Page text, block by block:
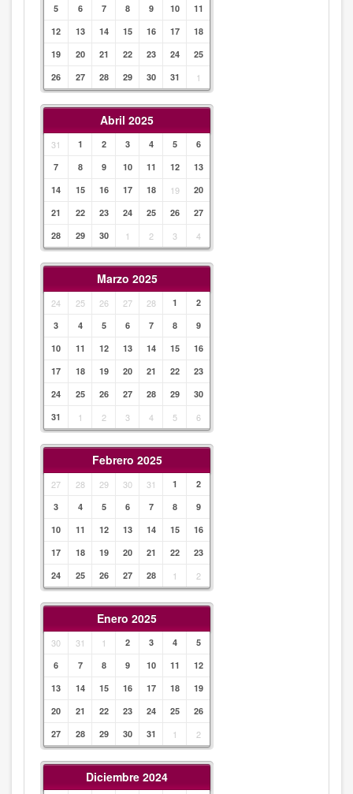
5 6 7 8 9 10
11
12
13 14 15 16 17
18
19
20 21 22 23 24
25
26
27 28 29 30 31 1
Abril 2025
31 1 2 3 4 5
6
7
8 9 10 11 12
13
14
15 16 17 18 19
20
21
22 23 24 25 26
27
28
29 30 1 2 3 4
Marzo 2025
24 25 26 27 28 1
2
3
4 5 6 7 8
9
10
11 12 13 14 15
16
17
18 19 20 21 22
23
24
25 26 27 28 29
30
31
1 2 3 4 5 6
Febrero 2025
27 28 29 30 31 1
2
3
4 5 6 7 8
9
10
11 12 13 14 15
16
17
18 19 20 21 22
23
24
25 26 27 28 1 2
Enero 2025
30 31 1 2 3 4
5
6
7 8 9 10 11
12
13
14 15 16 17 18
19
20
21 22 23 24 25
26
27
28 29 30 31 1 2
Diciembre 2024